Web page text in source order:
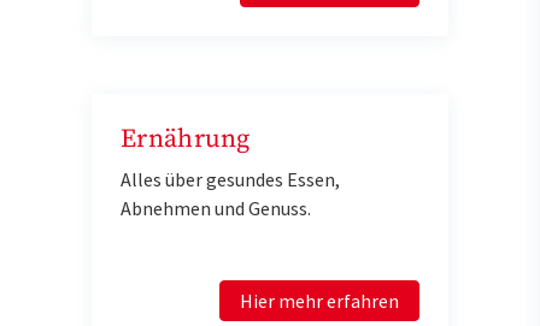
Ernährung
Alles über gesundes Essen,
Abnehmen und Genuss.
Hier mehr erfahren